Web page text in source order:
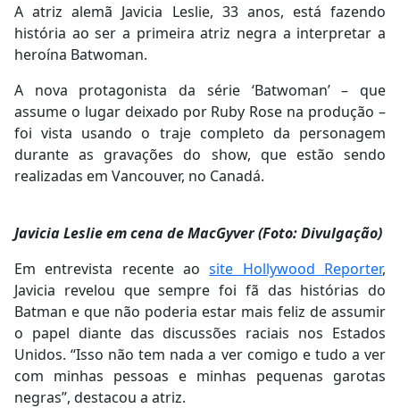
A atriz alemã Javicia Leslie, 33 anos, está fazendo
história ao ser a primeira atriz negra a interpretar a
heroína Batwoman.
A nova protagonista da série ‘Batwoman’ – que
assume o lugar deixado por Ruby Rose na produção –
foi vista usando o traje completo da personagem
durante as gravações do show, que estão sendo
realizadas em Vancouver, no Canadá.
Javicia Leslie em cena de MacGyver (Foto: Divulgação)
Em entrevista recente aosite Hollywood Reporter,
Javicia revelou que sempre foi fã das histórias do
Batman e que não poderia estar mais feliz de assumir
o papel diante das discussões raciais nos Estados
Unidos. “Isso não tem nada a ver comigo e tudo a ver
com minhas pessoas e minhas pequenas garotas
negras”, destacou a atriz.